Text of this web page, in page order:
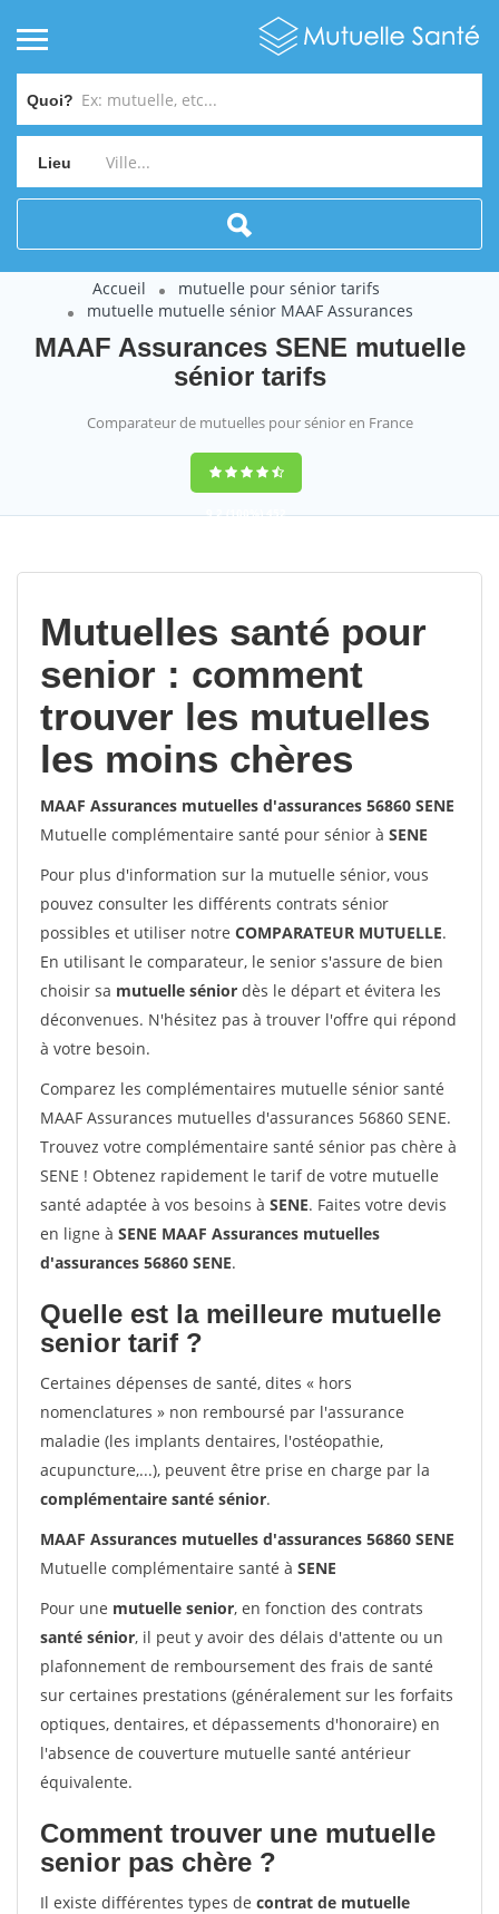
Quoi?
Lieu
Accueil
mutuelle pour sénior tarifs
mutuelle mutuelle sénior MAAF Assurances
MAAF Assurances SENE mutuelle
sénior tarifs
Comparateur de mutuelles pour sénior en France
9,2(100%)452
Mutuelles santé pour
senior : comment
trouver les mutuelles
les moins chères
MAAF Assurances mutuelles d'assurances 56860 SENE
Mutuelle complémentaire santé pour sénior à SENE
Pour plus d'information sur la mutuelle sénior, vous
pouvez consulter les différents contrats sénior
possibles et utiliser notre COMPARATEUR MUTUELLE.
En utilisant le comparateur, le senior s'assure de bien
choisir sa mutuelle sénior dès le départ et évitera les
déconvenues. N'hésitez pas à trouver l'offre qui répond
à votre besoin.
Comparez les complémentaires mutuelle sénior santé
MAAF Assurances mutuelles d'assurances 56860 SENE.
Trouvez votre complémentaire santé sénior pas chère à
SENE ! Obtenez rapidement le tarif de votre mutuelle
santé adaptée à vos besoins à SENE. Faites votre devis
en ligne à SENE MAAF Assurances mutuelles
d'assurances 56860 SENE.
Quelle est la meilleure mutuelle
senior tarif ?
Certaines dépenses de santé, dites « hors
nomenclatures » non remboursé par l'assurance
maladie (les implants dentaires, l'ostéopathie,
acupuncture,...), peuvent être prise en charge par la
complémentaire santé sénior.
MAAF Assurances mutuelles d'assurances 56860 SENE
Mutuelle complémentaire santé à SENE
Pour une mutuelle senior, en fonction des contrats
santé sénior, il peut y avoir des délais d'attente ou un
plafonnement de remboursement des frais de santé
sur certaines prestations (généralement sur les forfaits
optiques, dentaires, et dépassements d'honoraire) en
l'absence de couverture mutuelle santé antérieur
équivalente.
Comment trouver une mutuelle
senior pas chère ?
Il existe différentes types de contrat de mutuelle